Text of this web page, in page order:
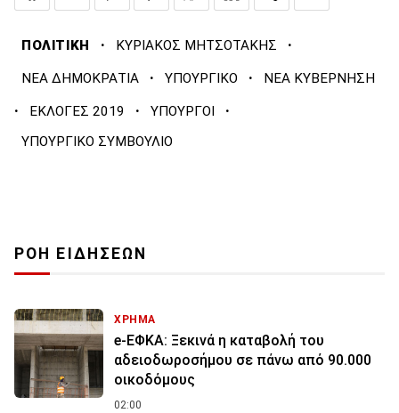
ΠΟΛΙΤΙΚΗ · ΚΥΡΙΑΚΟΣ ΜΗΤΣΟΤΑΚΗΣ ·
ΝΕΑ ΔΗΜΟΚΡΑΤΙΑ · ΥΠΟΥΡΓΙΚΟ · ΝΕΑ ΚΥΒΕΡΝΗΣΗ
· ΕΚΛΟΓΕΣ 2019 · ΥΠΟΥΡΓΟΙ ·
ΥΠΟΥΡΓΙΚΟ ΣΥΜΒΟΥΛΙΟ
ΡΟΗ ΕΙΔΗΣΕΩΝ
ΧΡΗΜΑ
e-ΕΦΚΑ: Ξεκινά η καταβολή του
αδειοδωροσήμου σε πάνω από 90.000
οικοδόμους
02:00